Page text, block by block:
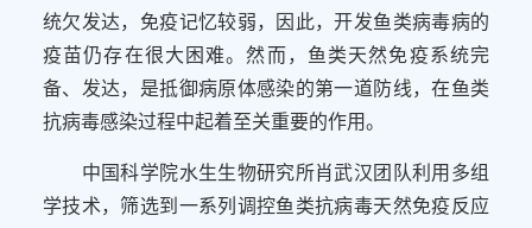
统欠发达，免疫记忆较弱，因此，开发鱼类病毒病的
疫苗仍存在很大困难。然而，鱼类天然免疫系统完
备、发达，是抵御病原体感染的第一道防线，在鱼类
抗病毒感染过程中起着至关重要的作用。
中国科学院水生生物研究所肖武汉团队利用多组
学技术，筛选到一系列调控鱼类抗病毒天然免疫反应